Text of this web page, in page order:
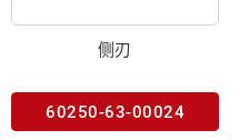
侧刃
60250-63-00024